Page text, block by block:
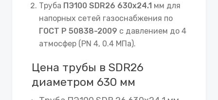
Труба ПЭ100 SDR26 630х24.1 мм для
напорных сетей газоснабжения по
ГОСТ Р 50838-2009 с давлением до 4
атмосфер (PN 4, 0.4 МПа).
Цена трубы в SDR26
диаметром 630 мм